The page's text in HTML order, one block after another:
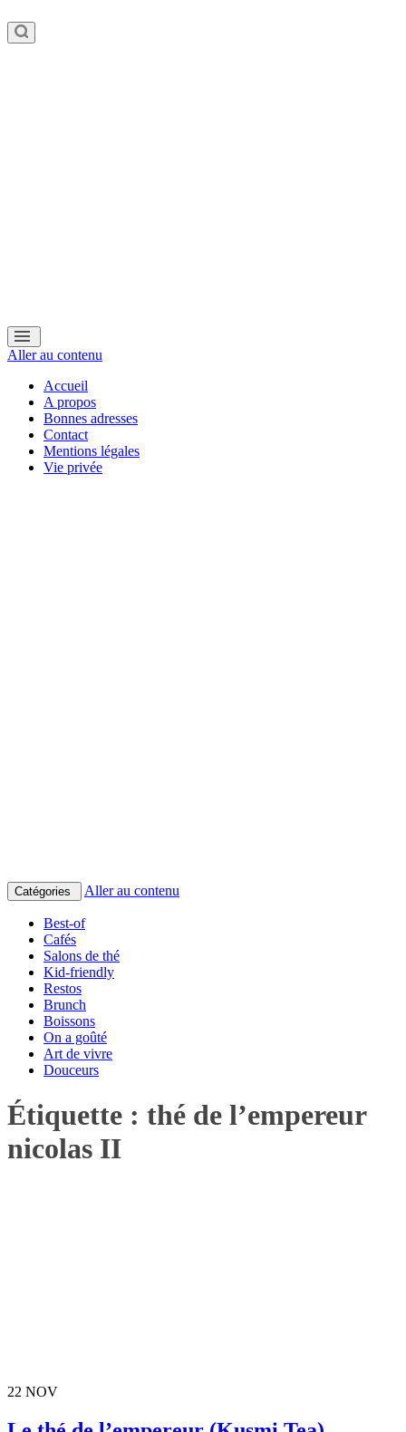
Aller au contenu
Accueil
A propos
Bonnes adresses
Contact
Mentions légales
Vie privée
Catégories Aller au contenu
Best-of
Cafés
Salons de thé
Kid-friendly
Restos
Brunch
Boissons
On a goûté
Art de vivre
Douceurs
Étiquette : thé de l’empereur
nicolas II
22 NOV